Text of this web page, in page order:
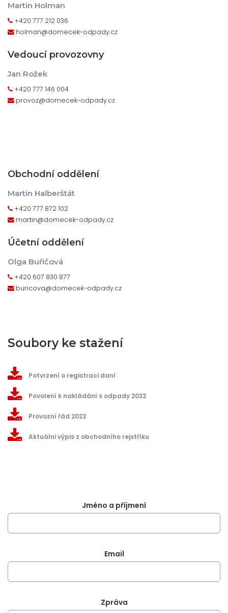
Martin Holman
+420 777 212 036
holman@domecek-odpady.cz
Vedoucí provozovny
Jan Rožek
+420 777 146 004
provoz@domecek-odpady.cz
Obchodní oddělení
Martin Halberštát
+420 777 872 102
martin@domecek-odpady.cz
Účetní oddělení
Olga Buřičová
+420 607 830 877
buricova@domecek-odpady.cz
Soubory ke stažení
Potvrzení o registraci daní
Povolení k nakládání s odpady 2022
Provozní řád 2022
Aktuálni výpis z obchodního rejstříku
Jméno a příjmení
Email
Zpráva